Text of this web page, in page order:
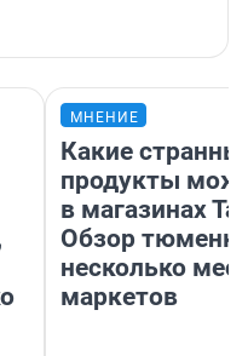
МНЕНИЕ
Какие
продукты
в магазинах
Обзор
несколько
маркетов